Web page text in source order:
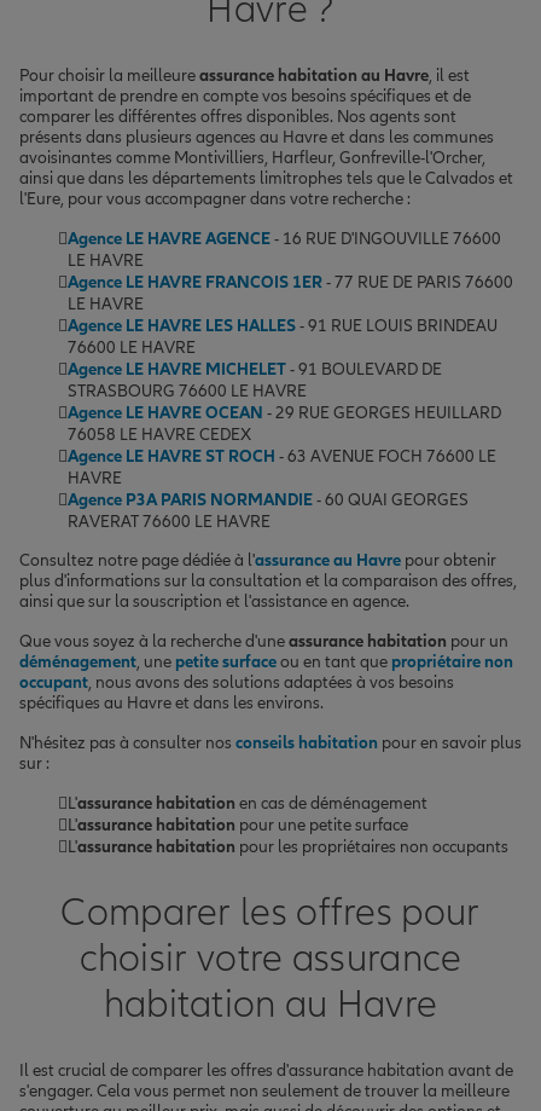
Havre ?
Pour choisir la meilleureassurance habitation au Havre, il est
important de prendre en compte vos besoins spécifiques et de
comparer les différentes offres disponibles. Nos agents sont
présents dans plusieurs agences au Havre et dans les communes
avoisinantes comme Montivilliers, Harfleur, Gonfreville-l'Orcher,
ainsi que dans les départements limitrophes tels que le Calvados et
l'Eure, pour vous accompagner dans votre recherche :
Agence LE HAVRE AGENCE- 16 RUE D'INGOUVILLE 76600
LE HAVRE
Agence LE HAVRE FRANCOIS 1ER- 77 RUE DE PARIS 76600
LE HAVRE
Agence LE HAVRE LES HALLES- 91 RUE LOUIS BRINDEAU
76600 LE HAVRE
Agence LE HAVRE MICHELET- 91 BOULEVARD DE
STRASBOURG 76600 LE HAVRE
Agence LE HAVRE OCEAN - 29 RUE GEORGES HEUILLARD
76058 LE HAVRE CEDEX
Agence LE HAVRE ST ROCH - 63 AVENUE FOCH 76600 LE
HAVRE
Agence P3A PARIS NORMANDIE- 60 QUAI GEORGES
RAVERAT 76600 LE HAVRE
Consultez notre page dédiée à l'assurance au Havre pour obtenir
plus d'informations sur la consultation et la comparaison des offres,
ainsi que sur la souscription et l'assistance en agence.
Que vous soyez à la recherche d'uneassurance habitation pour un
déménagement, une petite surfaceou en tant que propriétaire non
occupant, nous avons des solutions adaptées à vos besoins
spécifiques au Havre et dans les environs.
N'hésitez pas à consulter nos conseils habitation pour en savoir plus
sur :
L'assurance habitation en cas de déménagement
L'assurance habitation pour une petite surface
L'assurance habitation pour les propriétaires non occupants
Comparer les offres pour
choisir votre assurance
habitation au Havre
Il est crucial de comparer les offres d'assurance habitation avant de
s'engager. Cela vous permet non seulement de trouver la meilleure